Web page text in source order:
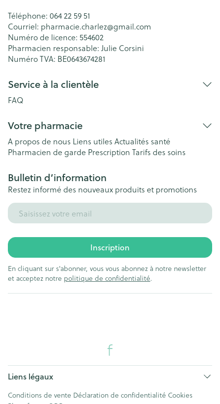
Téléphone: 064 22 59 51
Courriel: pharmacie.charlez@gmail.com
Numéro de licence: 554602
Pharmacien responsable: Julie Corsini
Numéro TVA: BE0643674281
Service à la clientèle
FAQ
Votre pharmacie
A propos de nous Liens utiles Actualités santé
Pharmacien de garde Prescription Tarifs des soins
Bulletin d’information
Restez informé des nouveaux produits et promotions
Adresse mail
Inscription
En cliquant sur s'abonner, vous vous abonnez à notre newsletter
et acceptez notre politique de confidentialité.
Liens légaux
Conditions de vente Déclaration de confidentialité Cookies